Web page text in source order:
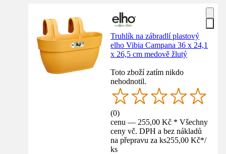
Truhlík na zábradlí plastový
elho Vibia Campana 36 x 24,1
x 26,5 cm medově žlutý
Toto zboží zatím nikdo
nehodnotil.
(0)
cenu — 255,00 Kč * Všechny
ceny vč. DPH a bez nákladů
na přepravu za ks255,00 Kč*/
ks